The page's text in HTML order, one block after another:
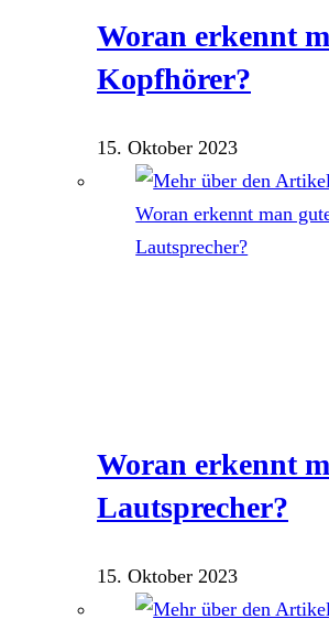
Woran erkennt
Kopfhörer?
15. Oktober 2023
Woran erkennt
Lautsprecher?
15. Oktober 2023